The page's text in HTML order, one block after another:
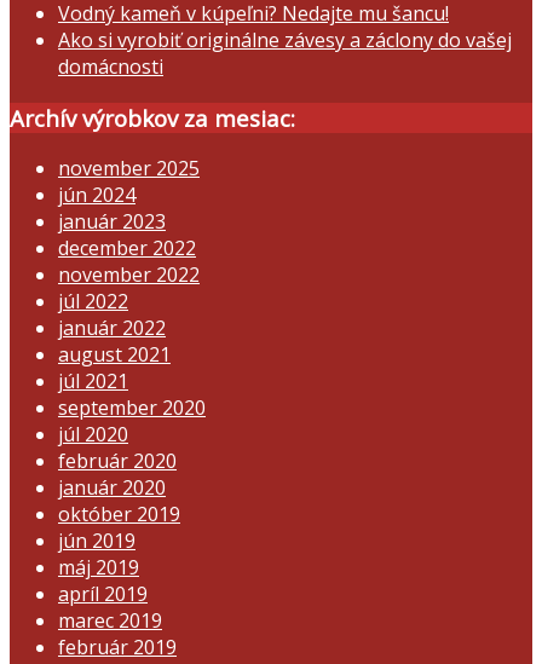
Vodný kameň v kúpeľni? Nedajte mu šancu!
Ako si vyrobiť originálne závesy a záclony do vašej
domácnosti
Archív výrobkov za mesiac:
november 2025
jún 2024
január 2023
december 2022
november 2022
júl 2022
január 2022
august 2021
júl 2021
september 2020
júl 2020
február 2020
január 2020
október 2019
jún 2019
máj 2019
apríl 2019
marec 2019
február 2019